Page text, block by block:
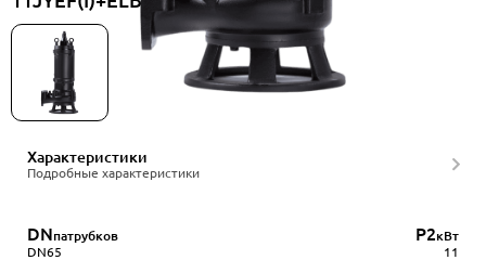
Характеристики
Подробные характеристики
DNпатрубков
DN65
P2кВт
11